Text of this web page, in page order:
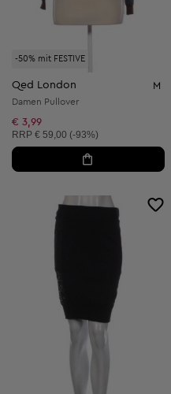
-50% mit FESTIVE
Qed London M
Damen Pullover
€ 3,99
Unverbindliche Preisempfehlung:
RRP € 59,00 (-93%)